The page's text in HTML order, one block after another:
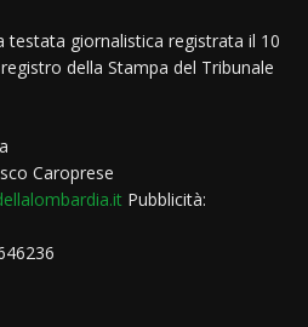
giornalistica registrata il 10
della Stampa del Tribunale
Caroprese
Pubblicità: